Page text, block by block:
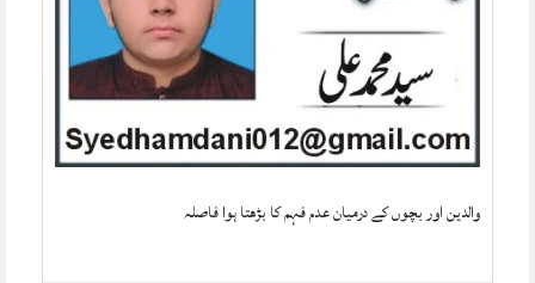
والدین اور بچوں کے درمیان عدم فہم کا بڑھتا ہوا فاصلہ